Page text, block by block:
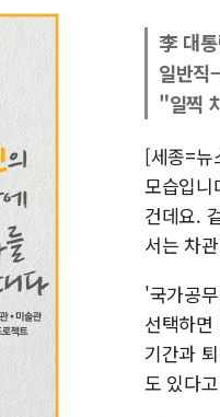
李 대
일반직
"일찍
[세종=뉴
모습입니
건데요.
서는 차
'국가공
선택하
기간과
도 있다